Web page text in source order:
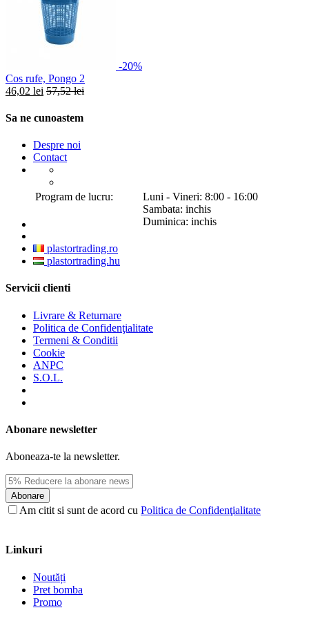
-20%
Cos rufe, Pongo 2
46,02 lei 57,52 lei
Sa ne cunoastem
Despre noi
Contact
Program de lucru:
Luni - Vineri: 8:00 - 16:00
Sambata: inchis
Duminica: inchis
plastortrading.ro
plastortrading.hu
Servicii clienti
Livrare & Returnare
Politica de Confidenţialitate
Termeni & Conditii
Cookie
ANPC
S.O.L.
Abonare newsletter
Aboneaza-te la newsletter.
Abonare
Am citit si sunt de acord cu Politica de Confidenţialitate
Linkuri
Noutăți
Pret bomba
Promo